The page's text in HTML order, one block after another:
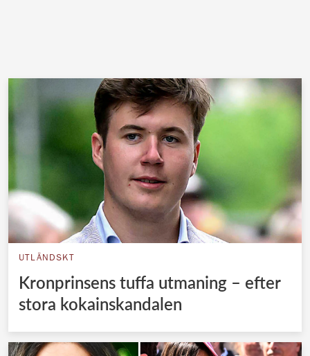
UTLÄNDSKT
Kronprinsens tuffa utmaning – efter
stora kokainskandalen